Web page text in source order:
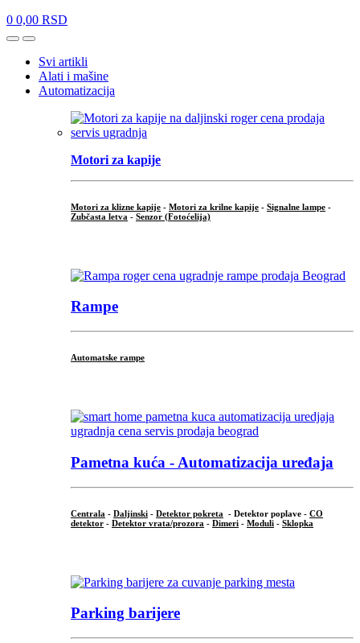
0 0,00 RSD
OpenClose
Svi artikli
Alati i mašine
Automatizacija
Motori za kapije
Motori za klizne kapije - Motori za krilne kapije - Signalne lampe -
Zubčasta letva - Senzor (Fotoćelija)
Rampe
Automatske rampe
Pametna kuća - Automatizacija uređaja
Centrala - Daljinski - Detektor pokreta - Detektor poplave - CO
detektor - Detektor vrata/prozora - Dimeri - Moduli - Sklopka
Parking barijere